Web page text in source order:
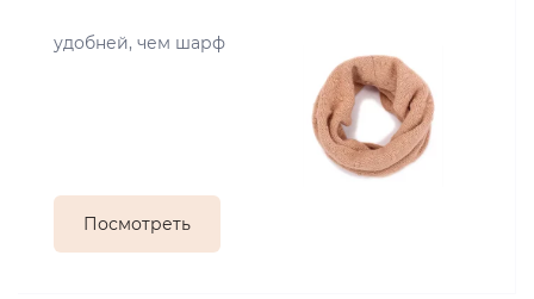
удобней, чем шарф
Посмотреть